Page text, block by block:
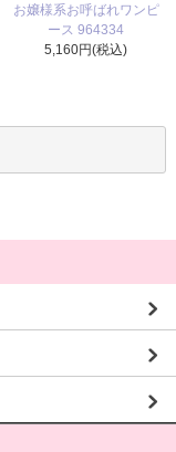
お嬢様系お呼ばれワンピ
ース 964334
5,160円(税込)